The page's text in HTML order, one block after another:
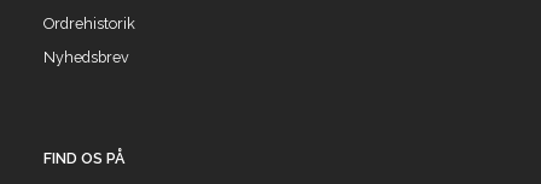
Ordrehistorik
Nyhedsbrev
FIND OS PÅ